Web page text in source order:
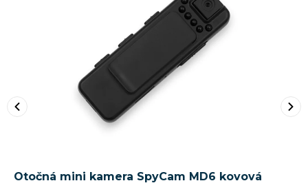
Otočná mini kamera SpyCam MD6 kovová